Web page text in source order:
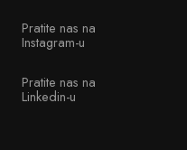
Pratite nas na
Instagram-u
Pratite nas na
Linkedin-u